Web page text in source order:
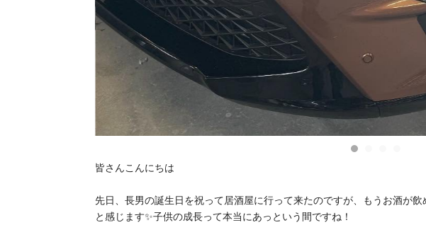
皆さんこんにちは
先日、長男の誕生日を祝って居酒屋に行って来たのですが、もうお酒が
と感じます✨子供の成長って本当にあっという間ですね！